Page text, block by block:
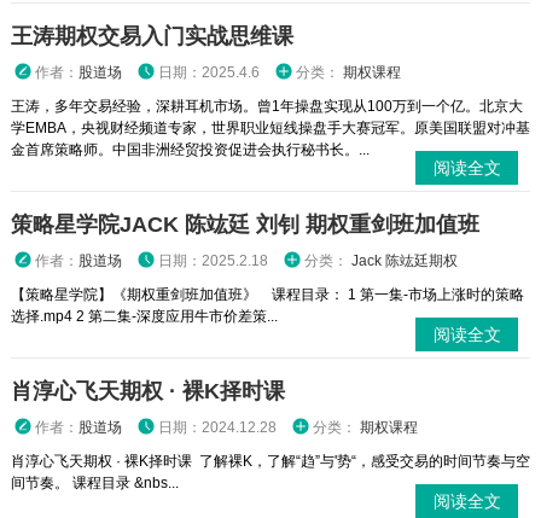
王涛期权交易入门实战思维课
作者： 股道场 日期：2025.4.6 分类： 期权课程
王涛，多年交易经验，深耕耳机市场。曾1年操盘实现从100万到一个亿。北京大
学EMBA，央视财经频道专家，世界职业短线操盘手大赛冠军。原美国联盟对冲基
金首席策略师。中国非洲经贸投资促进会执行秘书长。...
阅读全文
策略星学院JACK 陈竑廷 刘钊 期权重剑班加值班
作者： 股道场 日期：2025.2.18 分类： Jack 陈竑廷期权
【策略星学院】《期权重剑班加值班》 课程目录： 1 第一集-市场上涨时的策略
选择.mp4 2 第二集-深度应用牛市价差策...
阅读全文
肖淳心飞天期权 · 裸K择时课
作者： 股道场 日期：2024.12.28 分类： 期权课程
肖淳心飞天期权 · 裸K择时课 了解裸K，了解“趋”与'势“，感受交易的时间节奏与空
间节奏。 课程目录 &nbs...
阅读全文